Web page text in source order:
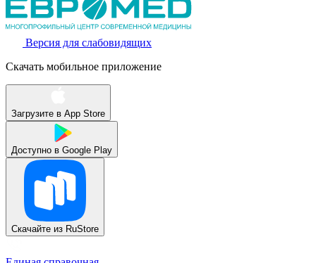
Версия для слабовидящих
Скачать мобильное приложение
Загрузите в App Store
Доступно в Google Play
Скачайте из RuStore